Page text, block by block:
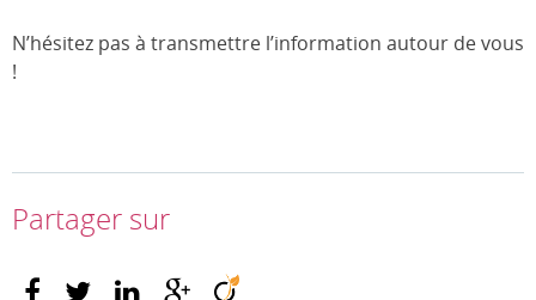
N’hésitez pas à transmettre l’information autour de vous
!
Partager sur